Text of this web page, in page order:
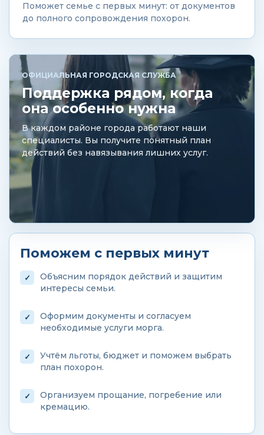
Поможет семье с первых минут: от документов
до полного сопровождения похорон.
ОФИЦИАЛЬНАЯ ГОРОДСКАЯ СЛУЖБА
Поддержка рядом, когда
она особенно нужна
В каждом районе города работают наши
специалисты. Вы получите понятный план
действий без навязывания лишних услуг.
Поможем с первых минут
Объясним порядок действий и защитим
интересы семьи.
Оформим документы и согласуем
необходимые услуги морга.
Учтём льготы, бюджет и поможем выбрать
план похорон.
Организуем прощание, погребение или
кремацию.